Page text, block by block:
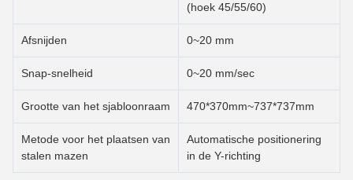
(hoek 45/55/60)
Afsnijden 0~20 mm
Snap-snelheid 0~20 mm/sec
Grootte van het sjabloonraam 470*370mm~737*737mm
Metode voor het plaatsen van
stalen mazen
Automatische positionering
in de Y-richting